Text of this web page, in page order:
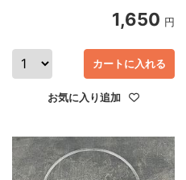
1,650 円
カートに入れる
お気に入り追加